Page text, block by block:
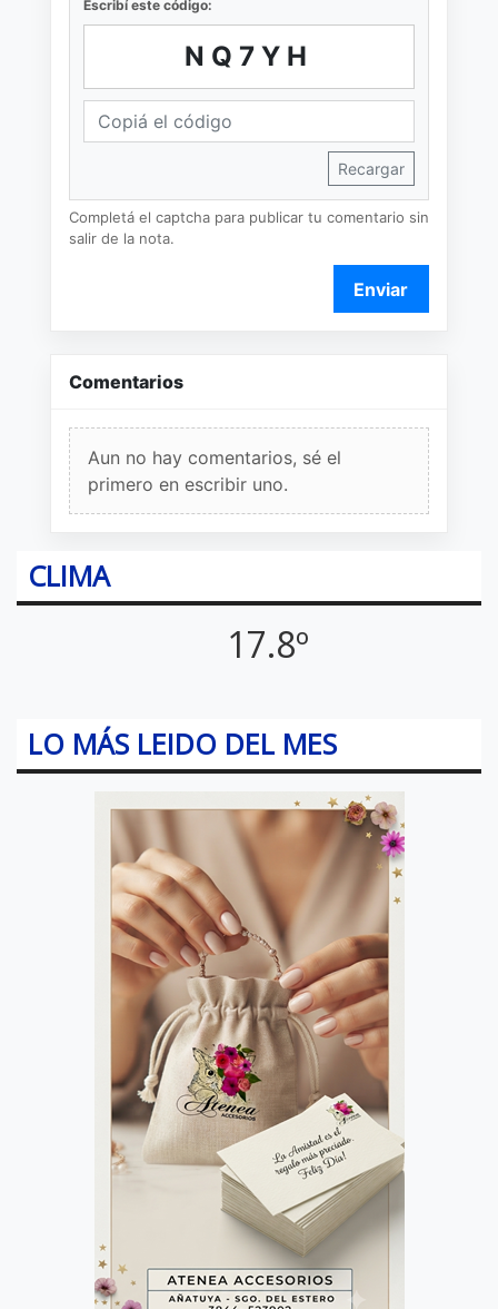
Escribí este código:
NQ7YH
Recargar
Completá el captcha para publicar tu comentario sin
salir de la nota.
Enviar
Comentarios
Aun no hay comentarios, sé el
primero en escribir uno.
CLIMA
17.8º
LO MÁS LEIDO DEL MES